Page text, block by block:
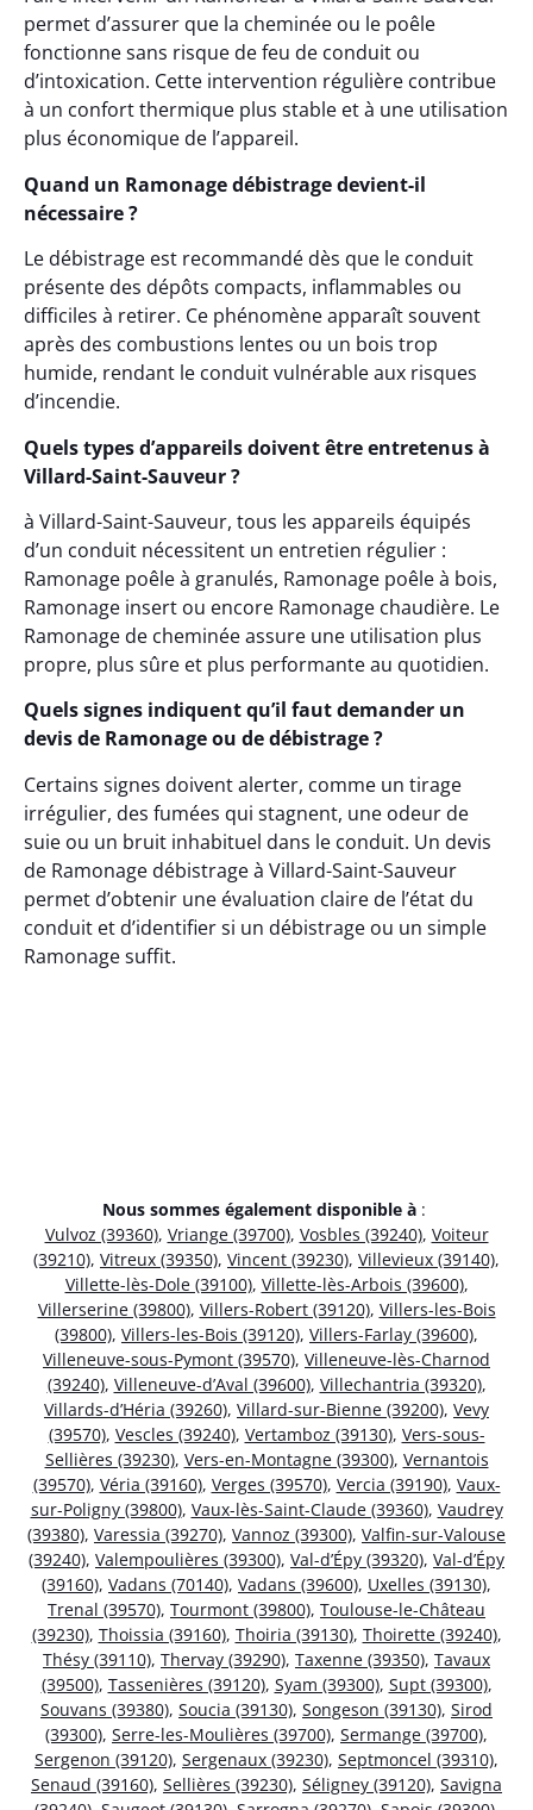
permet d’assurer que la cheminée ou le poêle
fonctionne sans risque de feu de conduit ou
d’intoxication. Cette intervention régulière contribue
à un confort thermique plus stable et à une utilisation
plus économique de l’appareil.
Quand un Ramonage débistrage devient-il
nécessaire ?
Le débistrage est recommandé dès que le conduit
présente des dépôts compacts, inflammables ou
difficiles à retirer. Ce phénomène apparaît souvent
après des combustions lentes ou un bois trop
humide, rendant le conduit vulnérable aux risques
d’incendie.
Quels types d’appareils doivent être entretenus à
Villard-Saint-Sauveur ?
à Villard-Saint-Sauveur, tous les appareils équipés
d’un conduit nécessitent un entretien régulier :
Ramonage poêle à granulés, Ramonage poêle à bois,
Ramonage insert ou encore Ramonage chaudière. Le
Ramonage de cheminée assure une utilisation plus
propre, plus sûre et plus performante au quotidien.
Quels signes indiquent qu’il faut demander un
devis de Ramonage ou de débistrage ?
Certains signes doivent alerter, comme un tirage
irrégulier, des fumées qui stagnent, une odeur de
suie ou un bruit inhabituel dans le conduit. Un devis
de Ramonage débistrage à Villard-Saint-Sauveur
permet d’obtenir une évaluation claire de l’état du
conduit et d’identifier si un débistrage ou un simple
Ramonage suffit.
Nous sommes également disponible à :
Vulvoz (39360), Vriange (39700), Vosbles (39240), Voiteur
(39210), Vitreux (39350), Vincent (39230), Villevieux (39140),
Villette-lès-Dole (39100), Villette-lès-Arbois (39600),
Villerserine (39800), Villers-Robert (39120), Villers-les-Bois
(39800), Villers-les-Bois (39120), Villers-Farlay (39600),
Villeneuve-sous-Pymont (39570), Villeneuve-lès-Charnod
(39240), Villeneuve-d’Aval (39600), Villechantria (39320),
Villards-d’Héria (39260), Villard-sur-Bienne (39200), Vevy
(39570), Vescles (39240), Vertamboz (39130), Vers-sous-
Sellières (39230), Vers-en-Montagne (39300), Vernantois
(39570), Véria (39160), Verges (39570), Vercia (39190), Vaux-
sur-Poligny (39800), Vaux-lès-Saint-Claude (39360), Vaudrey
(39380), Varessia (39270), Vannoz (39300), Valfin-sur-Valouse
(39240), Valempoulières (39300), Val-d’Épy (39320), Val-d’Épy
(39160), Vadans (70140), Vadans (39600), Uxelles (39130),
Trenal (39570), Tourmont (39800), Toulouse-le-Château
(39230), Thoissia (39160), Thoiria (39130), Thoirette (39240),
Thésy (39110), Thervay (39290), Taxenne (39350), Tavaux
(39500), Tassenières (39120), Syam (39300), Supt (39300),
Souvans (39380), Soucia (39130), Songeson (39130), Sirod
(39300), Serre-les-Moulières (39700), Sermange (39700),
Sergenon (39120), Sergenaux (39230), Septmoncel (39310),
Senaud (39160), Sellières (39230), Séligney (39120), Savigna